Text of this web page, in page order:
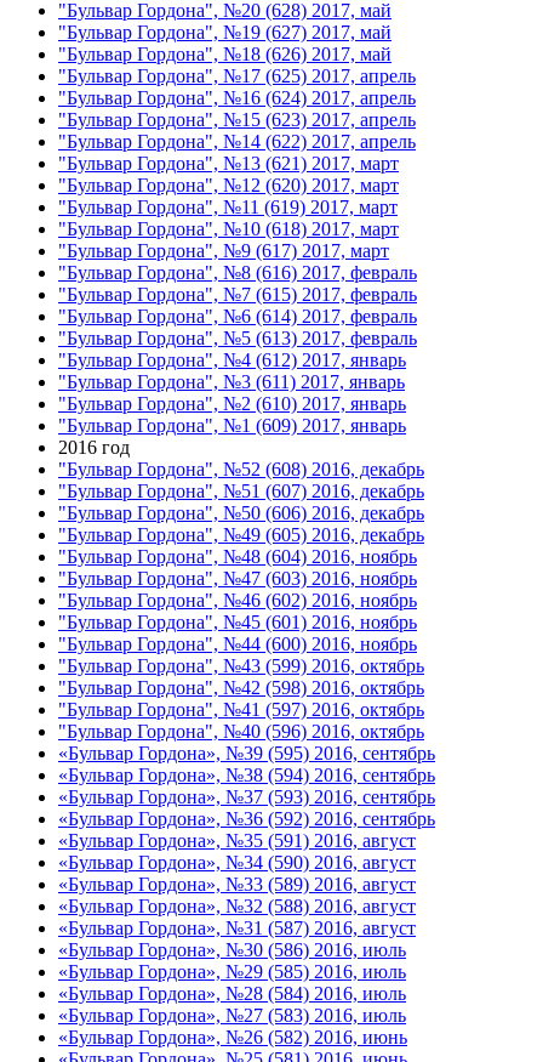
"Бульвар Гордона", №20 (628) 2017, май
"Бульвар Гордона", №19 (627) 2017, май
"Бульвар Гордона", №18 (626) 2017, май
"Бульвар Гордона", №17 (625) 2017, апрель
"Бульвар Гордона", №16 (624) 2017, апрель
"Бульвар Гордона", №15 (623) 2017, апрель
"Бульвар Гордона", №14 (622) 2017, апрель
"Бульвар Гордона", №13 (621) 2017, март
"Бульвар Гордона", №12 (620) 2017, март
"Бульвар Гордона", №11 (619) 2017, март
"Бульвар Гордона", №10 (618) 2017, март
"Бульвар Гордона", №9 (617) 2017, март
"Бульвар Гордона", №8 (616) 2017, февраль
"Бульвар Гордона", №7 (615) 2017, февраль
"Бульвар Гордона", №6 (614) 2017, февраль
"Бульвар Гордона", №5 (613) 2017, февраль
"Бульвар Гордона", №4 (612) 2017, январь
"Бульвар Гордона", №3 (611) 2017, январь
"Бульвар Гордона", №2 (610) 2017, январь
"Бульвар Гордона", №1 (609) 2017, январь
2016 год
"Бульвар Гордона", №52 (608) 2016, декабрь
"Бульвар Гордона", №51 (607) 2016, декабрь
"Бульвар Гордона", №50 (606) 2016, декабрь
"Бульвар Гордона", №49 (605) 2016, декабрь
"Бульвар Гордона", №48 (604) 2016, ноябрь
"Бульвар Гордона", №47 (603) 2016, ноябрь
"Бульвар Гордона", №46 (602) 2016, ноябрь
"Бульвар Гордона", №45 (601) 2016, ноябрь
"Бульвар Гордона", №44 (600) 2016, ноябрь
"Бульвар Гордона", №43 (599) 2016, октябрь
"Бульвар Гордона", №42 (598) 2016, октябрь
"Бульвар Гордона", №41 (597) 2016, октябрь
"Бульвар Гордона", №40 (596) 2016, октябрь
«Бульвар Гордона», №39 (595) 2016, сентябрь
«Бульвар Гордона», №38 (594) 2016, сентябрь
«Бульвар Гордона», №37 (593) 2016, сентябрь
«Бульвар Гордона», №36 (592) 2016, сентябрь
«Бульвар Гордона», №35 (591) 2016, август
«Бульвар Гордона», №34 (590) 2016, август
«Бульвар Гордона», №33 (589) 2016, август
«Бульвар Гордона», №32 (588) 2016, август
«Бульвар Гордона», №31 (587) 2016, август
«Бульвар Гордона», №30 (586) 2016, июль
«Бульвар Гордона», №29 (585) 2016, июль
«Бульвар Гордона», №28 (584) 2016, июль
«Бульвар Гордона», №27 (583) 2016, июль
«Бульвар Гордона», №26 (582) 2016, июнь